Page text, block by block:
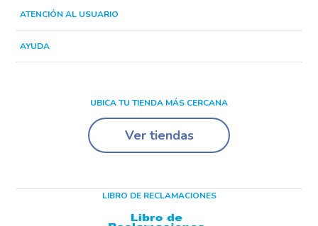
ATENCIÓN AL USUARIO
AYUDA
UBICA TU TIENDA MÁS CERCANA
Ver tiendas
LIBRO DE RECLAMACIONES